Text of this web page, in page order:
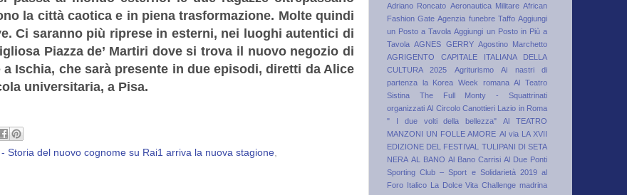
la città caotica e in piena trasformazione. Molte quindi
Ci saranno più riprese in esterni, nei luoghi autentici di
Piazza de’ Martiri dove si trova il nuovo negozio di
Ischia, che sarà presente in due episodi, diretti da Alice
universitaria, a Pisa.
- Storia del nuovo cognome su Rai1 arriva la nuova stagione,
Adriano Roncato Aeronautica Militare African
Fashion Gate Agenzia funebre Taffo Aggiungi
un Posto a Tavola Aggiungi un Posto in Più a
Tavola AGNES GERRY Agostino Marchetto
AGRIGENTO CAPITALE ITALIANA DELLA
CULTURA 2025
Agriturismo
Ai nastri di
partenza la Korea Week romana Al Teatro
Sistina The Full Monty - Squattrinati
organizzati Al Circolo Canottieri Lazio in Roma
" I due volti della bellezza"
Al TEATRO
MANZONI UN FOLLE AMORE Al via LA XVII
EDIZIONE DEL FESTIVAL TULIPANI DI SETA
NERA AL BANO Al Bano Carrisi Al Due Ponti
Sporting Club – Sport e Solidarietà 2019 al
Foro Italico La Dolce Vita Challenge madrina